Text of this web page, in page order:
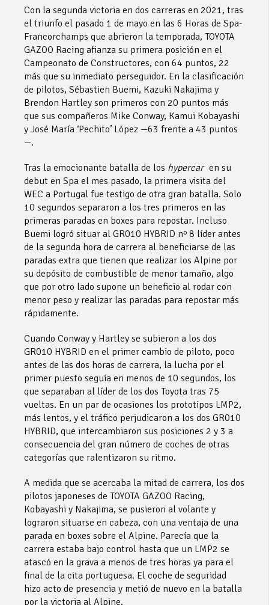
Con la segunda victoria en dos carreras en 2021, tras
el triunfo el pasado 1 de mayo en las 6 Horas de Spa-
Francorchamps que abrieron la temporada, TOYOTA
GAZOO Racing afianza su primera posición en el
Campeonato de Constructores, con 64 puntos, 22
más que su inmediato perseguidor. En la clasificación
de pilotos, Sébastien Buemi, Kazuki Nakajima y
Brendon Hartley son primeros con 20 puntos más
que sus compañeros Mike Conway, Kamui Kobayashi
y José María ‘Pechito’ López —63 frente a 43 puntos
—.
Tras la emocionante batalla de los hypercar en su
debut en Spa el mes pasado, la primera visita del
WEC a Portugal fue testigo de otra gran batalla. Solo
10 segundos separaron a los tres primeros en las
primeras paradas en boxes para repostar. Incluso
Buemi logró situar al GR010 HYBRID nº 8 líder antes
de la segunda hora de carrera al beneficiarse de las
paradas extra que tienen que realizar los Alpine por
su depósito de combustible de menor tamaño, algo
que por otro lado supone un beneficio al rodar con
menor peso y realizar las paradas para repostar más
rápidamente.
Cuando Conway y Hartley se subieron a los dos
GR010 HYBRID en el primer cambio de piloto, poco
antes de las dos horas de carrera, la lucha por el
primer puesto seguía en menos de 10 segundos, los
que separaban al líder de los dos Toyota tras 75
vueltas. En un par de ocasiones los prototipos LMP2,
más lentos, y el tráfico perjudicaron a los dos GR010
HYBRID, que intercambiaron sus posiciones 2 y 3 a
consecuencia del gran número de coches de otras
categorías que ralentizaron su ritmo.
A medida que se acercaba la mitad de carrera, los dos
pilotos japoneses de TOYOTA GAZOO Racing,
Kobayashi y Nakajima, se pusieron al volante y
lograron situarse en cabeza, con una ventaja de una
parada en boxes sobre el Alpine. Parecía que la
carrera estaba bajo control hasta que un LMP2 se
atascó en la grava a menos de tres horas ya para el
final de la cita portuguesa. El coche de seguridad
hizo acto de presencia y metió de nuevo en la batalla
por la victoria al Alpine.